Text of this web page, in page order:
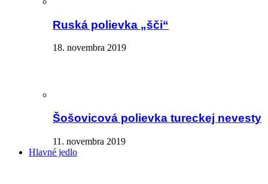
Ruská polievka „šči“
18. novembra 2019
Šošovicová polievka tureckej nevesty
11. novembra 2019
Hlavné jedlo